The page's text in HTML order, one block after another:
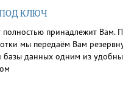
КЛЮЧ
полностью принадлежит Вам.
мы передаём Вам
базы данных одним из